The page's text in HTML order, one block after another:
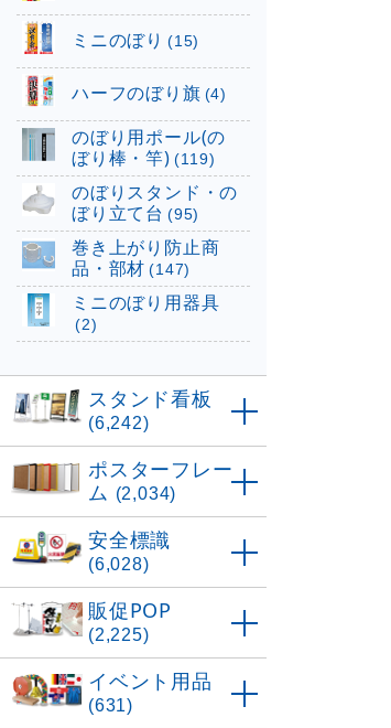
ミニのぼり (15)
ハーフのぼり旗 (4)
のぼり用ポール(の
ぼり棒・竿) (119)
のぼりスタンド・の
ぼり立て台 (95)
巻き上がり防止商
品・部材 (147)
ミニのぼり用器具
(2)
スタンド看板
(6,242)
ポスターフレー
ム (2,034)
安全標識
(6,028)
販促POP
(2,225)
イベント用品
(631)